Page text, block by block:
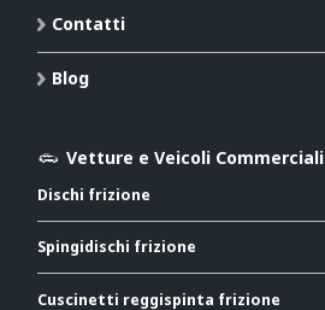
Contatti
Blog
Vetture e Veicoli Commerciali
Dischi frizione
Spingidischi frizione
Cuscinetti reggispinta frizione